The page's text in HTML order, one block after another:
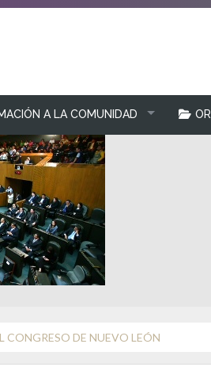
A LA COMUNIDAD
CONGRESO DE NUEVO LEÓN